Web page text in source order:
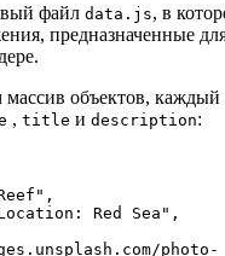
файл data.js, в
предназначенные
массив объектов, каждый
, title и description:
Red Sea",